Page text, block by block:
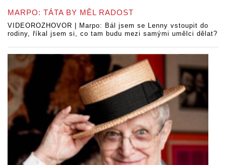
MARPO: TÁTA BY MĚL RADOST
VIDEOROZHOVOR | Marpo: Bál jsem se Lenny vstoupit do
rodiny, říkal jsem si, co tam budu mezi samými umělci dělat?